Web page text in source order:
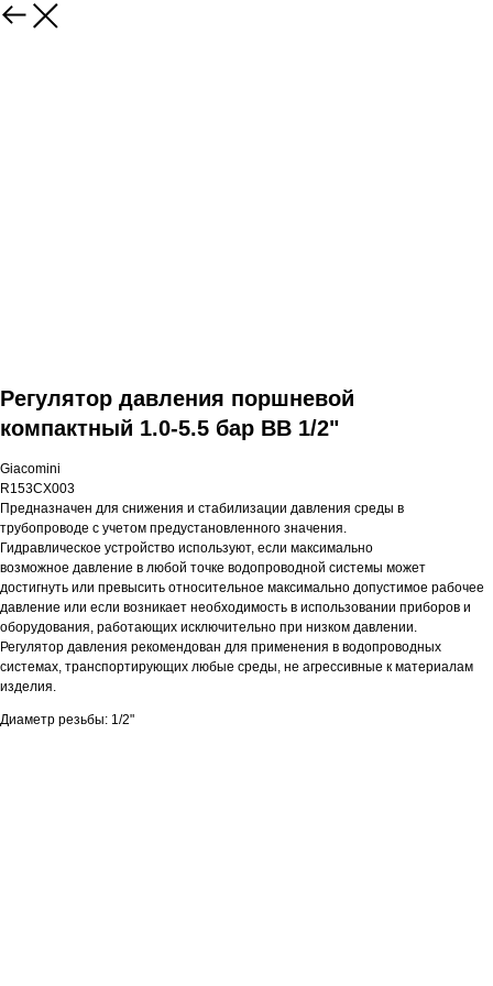
Регулятор давления поршневой
компактный 1.0-5.5 бар ВВ 1/2"
Giacomini
R153CX003
Предназначен для снижения и стабилизации давления среды в
трубопроводе с учетом предустановленного значения.
Гидравлическое устройство используют, если максимально
возможное давление в любой точке водопроводной системы может
достигнуть или превысить относительное максимально допустимое рабочее
давление или если возникает необходимость в использовании приборов и
оборудования, работающих исключительно при низком давлении.
Регулятор давления рекомендован для применения в водопроводных
системах, транспортирующих любые среды, не агрессивные к материалам
изделия.
Диаметр резьбы: 1/2"